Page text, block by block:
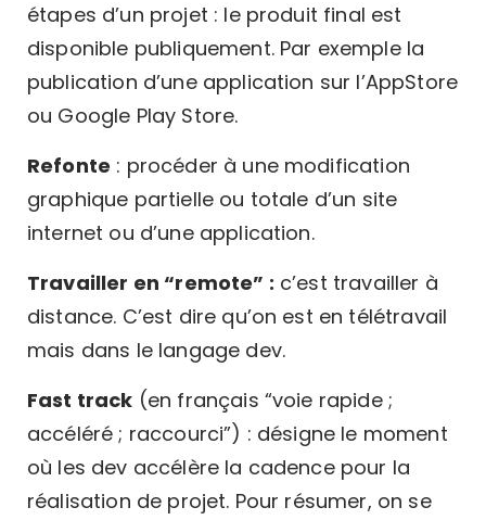
étapes d’un projet : le produit final est
disponible publiquement. Par exemple la
publication d’une application sur l’AppStore
ou Google Play Store.
Refonte : procéder à une modification
graphique partielle ou totale d’un site
internet ou d’une application.
Travailler en “remote” : c’est travailler à
distance. C’est dire qu’on est en télétravail
mais dans le langage dev.
Fast track (en français “voie rapide ;
accéléré ; raccourci”) : désigne le moment
où les dev accélère la cadence pour la
réalisation de projet. Pour résumer, on se